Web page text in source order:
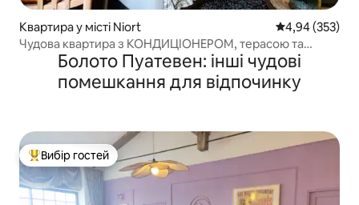
Квартира у місті Niort Середня
4,94 (353)
Чудова квартира з КОНДИЦІОНЕРОМ, терасою та
приватним паркінгом
Болото Пуатевен: інші чудові
помешкання для відпочинку
Топ вибір гостей
Вибір гостей